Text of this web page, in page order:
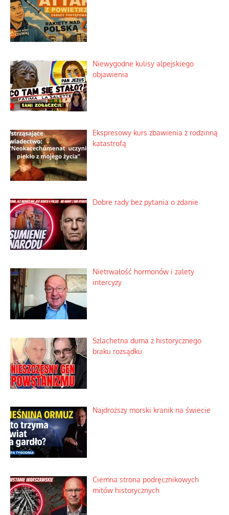
Niewygodne kulisy alpejskiego
objawienia
Ekspresowy kurs zbawienia z rodzinną
katastrofą
Dobre rady bez pytania o zdanie
Nietrwałość hormonów i zalety
intercyzy
Szlachetna duma z historycznego
braku rozsądku
Najdroższy morski kranik na świecie
Ciemna strona podręcznikowych
mitów historycznych